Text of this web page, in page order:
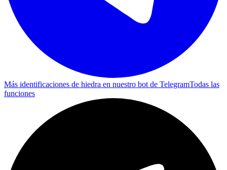
Más identificaciones de hiedra en nuestro bot de TelegramTodas las
funciones